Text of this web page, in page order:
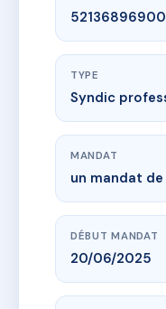
TYPE
Syndic
MANDAT
un mandat
DÉBUT MANDAT
20/06/2025